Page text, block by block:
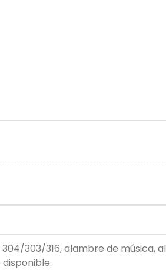
303/316, alambre de música,